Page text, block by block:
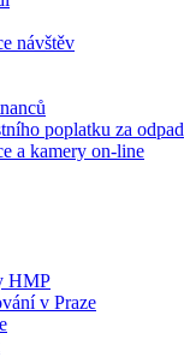
návštěv
poplatku za odpad
a kamery on-line
HMP
v Praze